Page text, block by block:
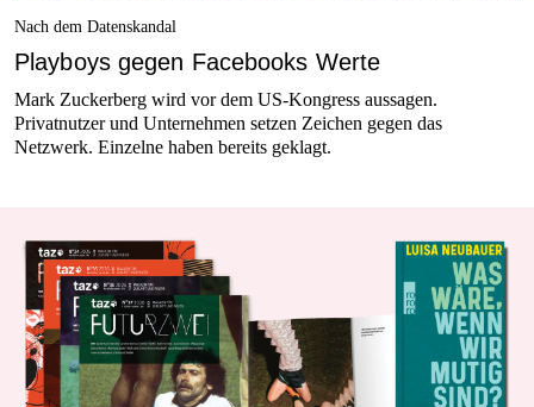
Nach dem Datenskandal
Playboys gegen Facebooks Werte
Mark Zuckerberg wird vor dem US-Kongress aussagen.
Privatnutzer und Unternehmen setzen Zeichen gegen das
Netzwerk. Einzelne haben bereits geklagt.